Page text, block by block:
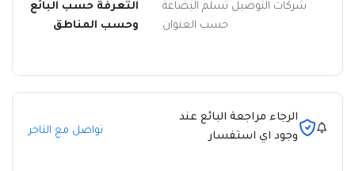
شركات التوصيل تسلم البضاعة
حسب العنوان
التعرفة حسب البائع
وحسب المناطق
الرجاء مراجعة البائع عند
وجود اي استفسار
تواصل مع التاجر